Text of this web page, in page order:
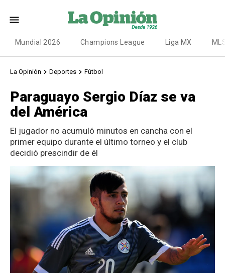
Mundial 2026 Champions League Liga MX
La Opinión Deportes Fútbol
Paraguayo Sergio Díaz se va
del América
El jugador no acumuló minutos en cancha con el
primer equipo durante el último torneo y el club
decidió prescindir de él